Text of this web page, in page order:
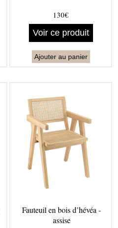
130€
Voir ce produit
Ajouter au panier
Fauteuil en bois d’hévéa -
assise